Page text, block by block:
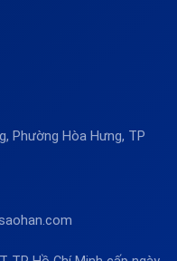
Phường Hòa Hưng, TP